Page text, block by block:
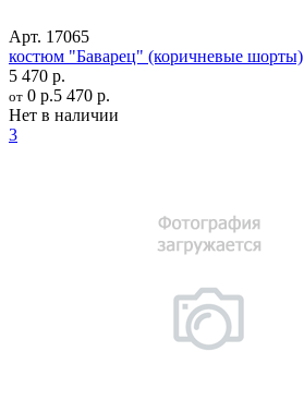
Арт. 17065
костюм "Баварец" (коричневые шорты)
5 470 р.
от 0 р.5 470 р.
Нет в наличии
3